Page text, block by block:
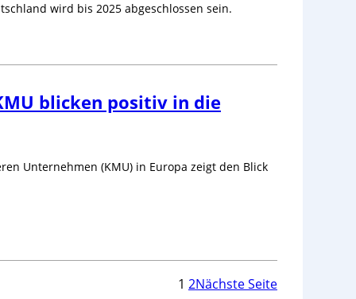
wird bis 2025 abgeschlossen sein.
blicken positiv in die
Unternehmen (KMU) in Europa zeigt den Blick
1 2Nächste Seite